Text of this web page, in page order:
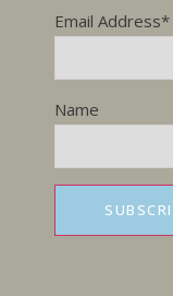
Email Address*
Name